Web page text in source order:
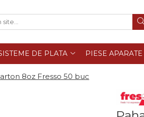
DE PLATA PIESE APARATE
8oz Fresso 50 buc